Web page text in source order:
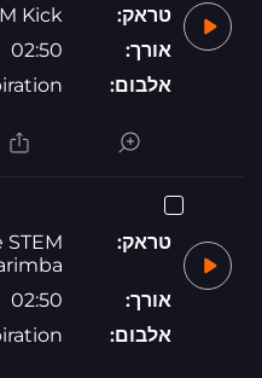
טראק:
Kick
אורך:
02:50
אלבום:
טראק:
STEM
אורך:
02:50
אלבום: